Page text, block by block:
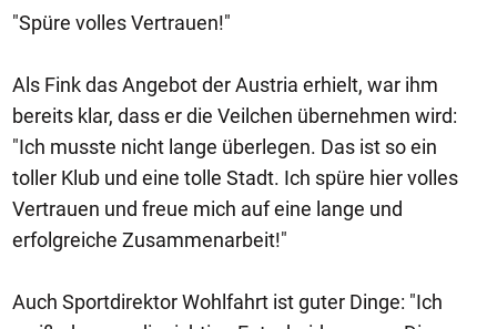
"Spüre volles Vertrauen!"
Als Fink das Angebot der Austria erhielt, war ihm
bereits klar, dass er die Veilchen übernehmen wird:
"Ich musste nicht lange überlegen. Das ist so ein
toller Klub und eine tolle Stadt. Ich spüre hier volles
Vertrauen und freue mich auf eine lange und
erfolgreiche Zusammenarbeit!"
Auch Sportdirektor Wohlfahrt ist guter Dinge: "Ich